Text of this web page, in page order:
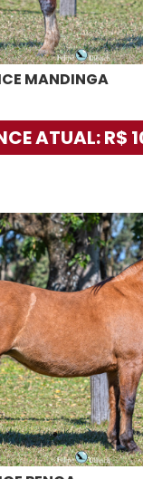
MANDINGA
ATUAL: R$